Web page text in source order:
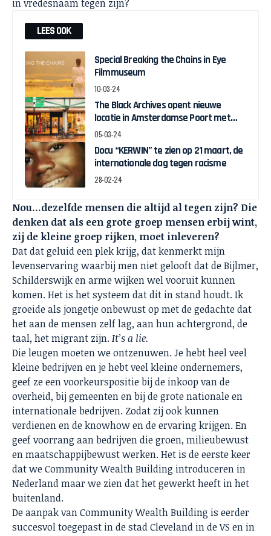
in vredesnaam tegen zijn?
LEES OOK
Special Breaking the Chains in Eye
Filmmuseum
10-03-24
The Black Archives opent nieuwe
locatie in Amsterdamse Poort met
pop-up expo over Ghanese
05-03-24
Docu “KERWIN” te zien op 21 maart, de
internationale dag tegen racisme
28-02-24
Nou…dezelfde mensen die altijd al tegen zijn? Die
denken dat als een grote groep mensen erbij wint,
zij de kleine groep rijken, moet inleveren?
Dat dat geluid een plek krijg, dat kenmerkt mijn
levenservaring waarbij men niet gelooft dat de Bijlmer,
Schilderswijk en arme wijken wel vooruit kunnen
komen. Het is het systeem dat dit in stand houdt. Ik
groeide als jongetje onbewust op met de gedachte dat
het aan de mensen zelf lag, aan hun achtergrond, de
taal, het migrant zijn.It’s a lie.
Die leugen moeten we ontzenuwen. Je hebt heel veel
kleine bedrijven en je hebt veel kleine ondernemers,
geef ze een voorkeurspositie bij de inkoop van de
overheid, bij gemeenten en bij de grote nationale en
internationale bedrijven. Zodat zij ook kunnen
verdienen en de knowhow en de ervaring krijgen. En
geef voorrang aan bedrijven die groen, milieubewust
en maatschappijbewust werken. Het is de eerste keer
dat we Community Wealth Building introduceren in
Nederland maar we zien dat het gewerkt heeft in het
buitenland.
De aanpak van Community Wealth Building is eerder
succesvol toegepast in de stad Cleveland in de VS en in